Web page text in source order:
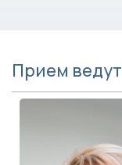
Прием ведут